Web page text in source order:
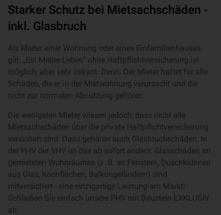
Starker Schutz bei Mietsachschäden -
inkl. Glasbruch
Als Mieter einer Wohnung oder eines Einfamilienhauses
gilt: „Ein Mieter-Leben“ ohne Haftpflichtversicherung ist
möglich, aber sehr riskant. Denn: Der Mieter haftet für alle
Schäden, die er in der Mietwohnung verursacht und die
nicht zur normalen Abnutzung gehören.
Die wenigsten Mieter wissen jedoch, dass nicht alle
Mietsachschäden über die private Haftpflichtversicherung
versichert sind. Dazu gehören auch Glasbruchschäden. In
der PHV der VHV ist das ab sofort anders: Glasschäden an
gemieteten Wohnräumen (z. B. an Fenstern, Duschkabinen
aus Glas, Kochflächen, Balkongeländern) sind
mitversichert - eine einzigartige Leistung am Markt!
Schließen Sie einfach unsere PHV mit Baustein EXKLUSIV
ab.